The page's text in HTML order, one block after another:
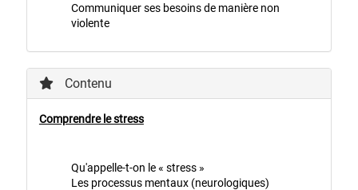
Communiquer ses besoins de manière non
violente
Contenu
Comprendre le stress
Qu'appelle-t-on le « stress »
Les processus mentaux (neurologiques)